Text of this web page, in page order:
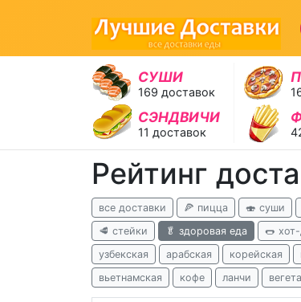
СУШИ
169 доставок
СЭНДВИЧИ
11 доставок
Рейтинг
все доставки 🍕 пицца 🍣 суши
🥩 стейки
🥬 здоровая еда 🌭
узбекская
арабская корейская
вьетнамская
кофе ланчи